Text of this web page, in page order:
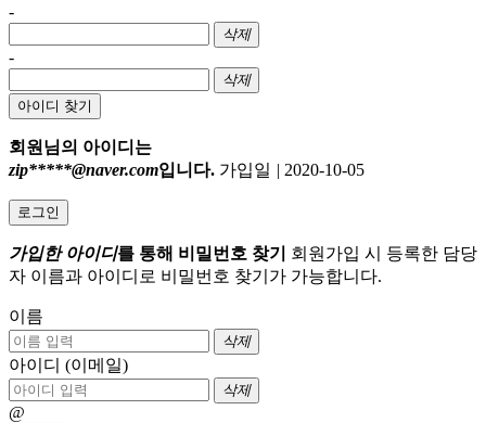
-
삭제
-
삭제
아이디 찾기
회원님의 아이디는
zip*****@naver.com입니다. 가입일 | 2020-10-05
로그인
가입한 아이디를 통해 비밀번호 찾기
회원가입 시 등록한 담당
자 이름과 아이디로 비밀번호 찾기가 가능합니다.
이름
삭제
아이디 (이메일)
삭제
@